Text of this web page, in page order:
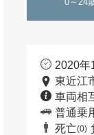
2020年
東近江
車両相
普通乗
死亡(0)